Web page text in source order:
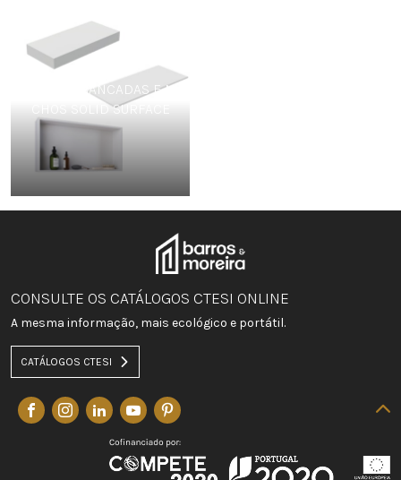
TAMPOS, BANCADAS E NI
CHOS SOLID SURFACE
CONSULTE OS CATÁLOGOS CTESI ONLINE
A mesma informação, mais ecológico e portátil.
CATÁLOGOS CTESI